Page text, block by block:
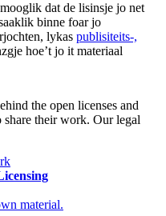
dat de lisinsje jo net
binne foar jo
lykas publisiteits-,
hoe’t jo it materiaal
the open licenses and
share their work. Our legal
material.